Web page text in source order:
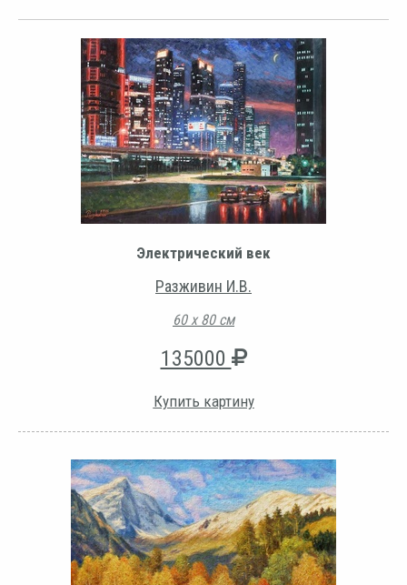
Электрический век
Разживин И.В.
60 х 80 см
135000
Купить картину